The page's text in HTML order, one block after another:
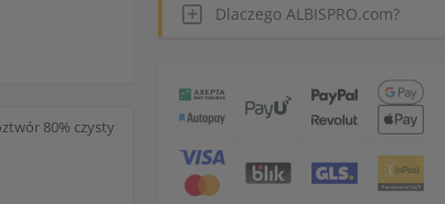
80% czysty
Dlaczego ALBISPRO.com?